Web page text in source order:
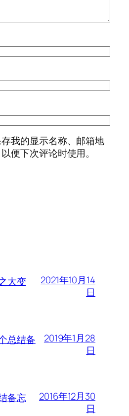
我的显示名称、邮箱地
便下次评论时使用。
大变
2021年10月14
日
总结备
2019年1月28
日
备忘
2016年12月30
日